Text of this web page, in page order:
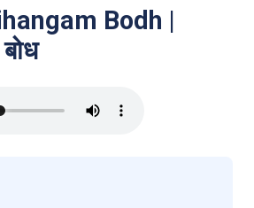
Bodh |
बोध